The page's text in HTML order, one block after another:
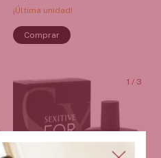
¡Última unidad!
1 / 3